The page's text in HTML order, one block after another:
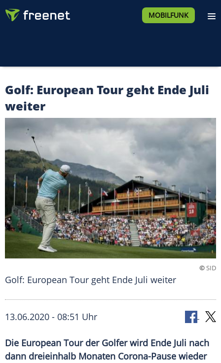
MOBILFUNK
Golf: European Tour geht Ende Juli
weiter
©SID
Golf: European Tour geht Ende Juli weiter
13.06.2020 - 08:51 Uhr
Die European Tour der Golfer wird Ende Juli nach
dann dreieinhalb Monaten Corona-Pause wieder